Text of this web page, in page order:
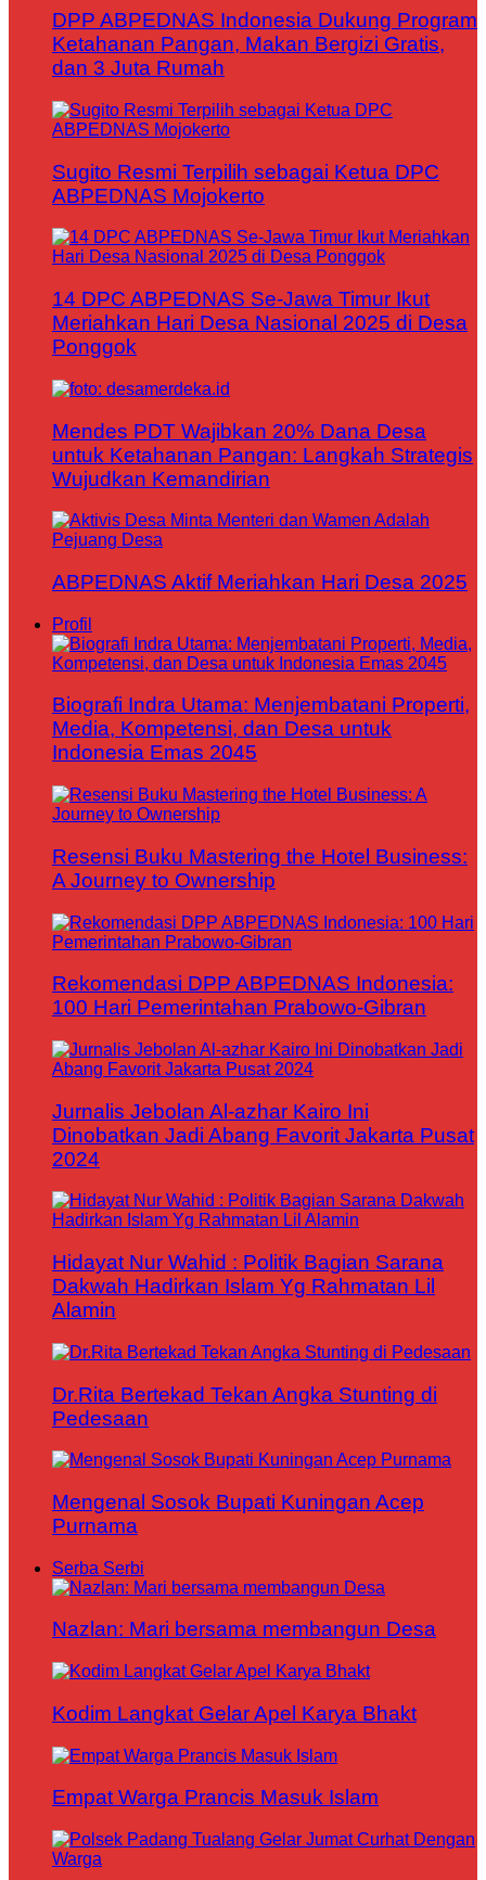
DPP ABPEDNAS Indonesia Dukung Program
Ketahanan Pangan, Makan Bergizi Gratis,
dan 3 Juta Rumah
Sugito Resmi Terpilih sebagai Ketua DPC
ABPEDNAS Mojokerto
14 DPC ABPEDNAS Se-Jawa Timur Ikut
Meriahkan Hari Desa Nasional 2025 di Desa
Ponggok
Mendes PDT Wajibkan 20% Dana Desa
untuk Ketahanan Pangan: Langkah Strategis
Wujudkan Kemandirian
ABPEDNAS Aktif Meriahkan Hari Desa 2025
Profil
Biografi Indra Utama: Menjembatani Properti,
Media, Kompetensi, dan Desa untuk
Indonesia Emas 2045
Resensi Buku Mastering the Hotel Business:
A Journey to Ownership
Rekomendasi DPP ABPEDNAS Indonesia:
100 Hari Pemerintahan Prabowo-Gibran
Jurnalis Jebolan Al-azhar Kairo Ini
Dinobatkan Jadi Abang Favorit Jakarta Pusat
2024
Hidayat Nur Wahid : Politik Bagian Sarana
Dakwah Hadirkan Islam Yg Rahmatan Lil
Alamin
Dr.Rita Bertekad Tekan Angka Stunting di
Pedesaan
Mengenal Sosok Bupati Kuningan Acep
Purnama
Serba Serbi
Nazlan: Mari bersama membangun Desa
Kodim Langkat Gelar Apel Karya Bhakt
Empat Warga Prancis Masuk Islam